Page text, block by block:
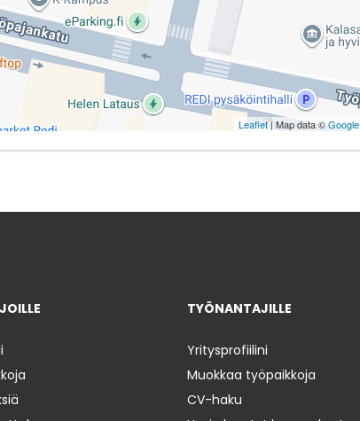
Leaflet | Map data ©Google
TYÖNANTAJILLE
Yritysprofiilini
Muokkaa työpaikkoja
CV-haku